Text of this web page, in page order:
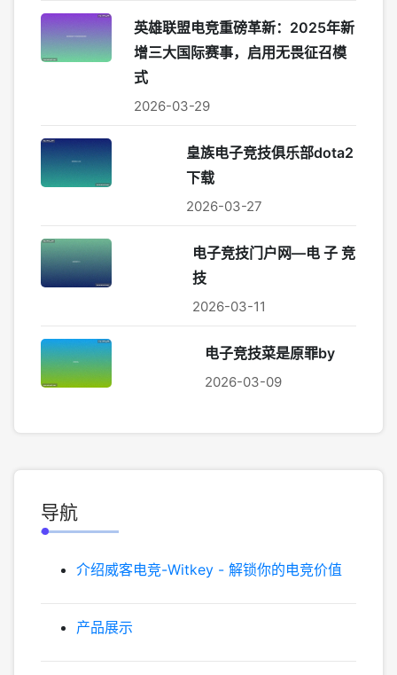
英雄联盟电竞重磅革新：2025年新
增三大国际赛事，启用无畏征召模
式
2026-03-29
皇族电子竞技俱乐部dota2
下载
2026-03-27
电子竞技门户网—电 子 竞
技
2026-03-11
电子竞技菜是原罪by
2026-03-09
导航
介绍威客电竞-Witkey - 解锁你的电竞价值
产品展示